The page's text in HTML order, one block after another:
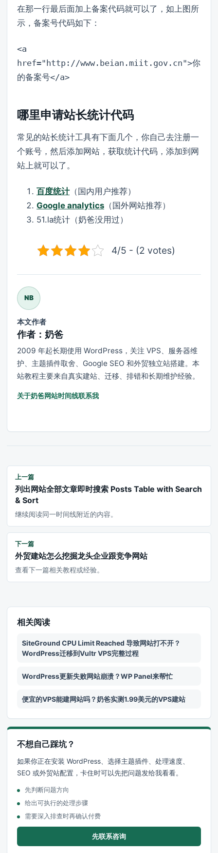
在那一行最后面加上备案代码就可以了，如上图所
示，备案号代码如下：
<a
href="http://www.beian.miit.gov.cn">你
的备案号</a>
哪里申请站长统计代码
常见的站长统计工具有下面几个，你自己去注册一
个账号，然后添加网站，获取统计代码，添加到网
站上就可以了。
百度统计（国内用户推荐）
Google analytics （国外网站推荐）
51.la统计（奶爸没用过）
4/5 - (2 votes)
NB
本文作者
作者：奶爸
2009 年起长期使用 WordPress，关注 VPS、服务器维
护、主题插件取舍、Google SEO 和外贸独立站搭建。本
站教程主要来自真实建站、迁移、排错和长期维护经验。
关于奶爸网站时间线联系我
上一篇
列出网站全部文章即时搜索 Posts Table with Search
& Sort
继续阅读同一时间线附近的内容。
下一篇
外贸建站怎么挖掘龙头企业跟竞争网站
查看下一篇相关教程或经验。
相关阅读
SiteGround CPU Limit Reached 导致网站打不开？
WordPress迁移到Vultr VPS完整过程
WordPress更新失败网站崩溃？WP Panel来帮忙
便宜的VPS能建网站吗？奶爸实测1.99美元的VPS建站
不想自己踩坑？
如果你正在安装 WordPress、选择主题插件、处理速度、
SEO 或外贸站配置，卡住时可以先把问题发给我看看。
先判断问题方向
给出可执行的处理步骤
需要深入排查时再确认付费
先联系咨询